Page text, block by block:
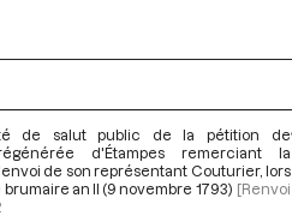
de salut public de la pétition de
d'Étampes remerciant la
de son représentant Couturier, lors
an II (9 novembre 1793) [Renvoi